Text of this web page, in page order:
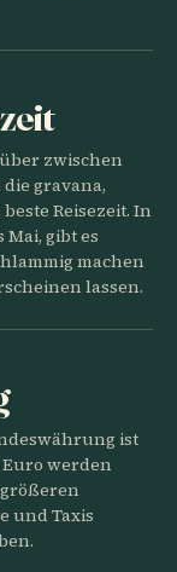
zwischen
die gravana,
Reisezeit. In
gibt es
machen
lassen.
ist
Euro werden
und Taxis